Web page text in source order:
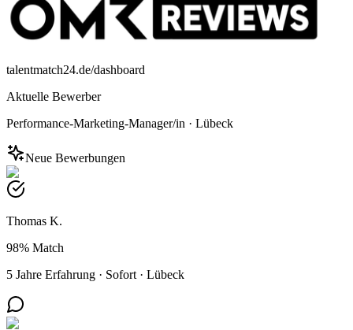
talentmatch24.de/dashboard
Aktuelle Bewerber
Performance-Marketing-Manager/in · Lübeck
Neue Bewerbungen
Thomas K.
98% Match
5 Jahre Erfahrung · Sofort · Lübeck